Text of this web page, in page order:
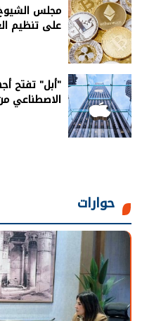
مجلس
على تنظيم
"أبل" تفتح
الاصطناعي
حوارات